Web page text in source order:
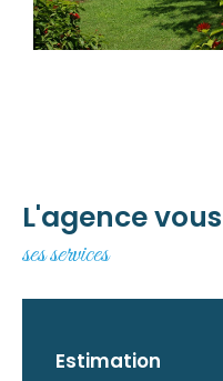
conseille
professionnalisme
eufs à Baie-
Guadeloupe. Que
résidence principale,
ou un logement
adapté à vos besoins.
L'agence
ses services
Estimation